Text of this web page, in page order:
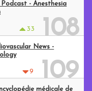
33 108
- Anesthesia
9 109
News -
médicale de